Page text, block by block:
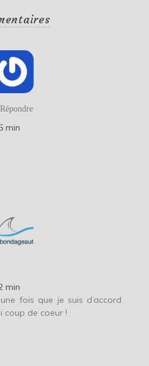
Répondre
min
min
fois que je suis d’accord
coup de coeur !